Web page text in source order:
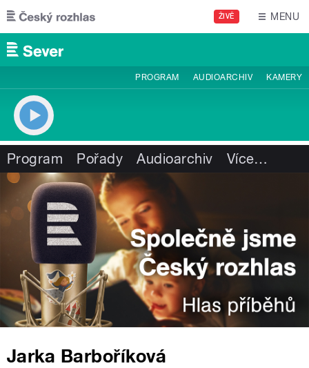
Přejít k hlavnímu obsahu
ŽIVĚ MENU
PROGRAM AUDIOARCHIV KAMERY
Program Pořady Audioarchiv Více…
Jarka Barboříková